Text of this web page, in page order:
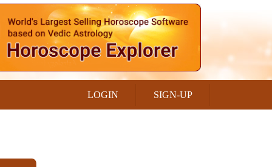
SIGN-UP
LOGIN